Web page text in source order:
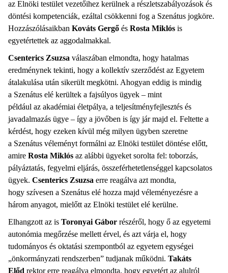
az Elnöki testület vezetőihez kerülnek a részletszabályozások és
döntési kompetenciák, ezáltal csökkenni fog a Szenátus jogköre.
Hozzászólásaikban Kováts Gergő és Rosta Miklós is
egyetértettek az aggodalmakkal.
Csenterics Zsuzsa válaszában elmondta, hogy hatalmas
eredménynek tekinti, hogy a kollektív szerződést az Egyetem
átalakulása után sikerült megkötni. Ahogyan eddig is mindig
a Szenátus elé kerültek a fajsúlyos ügyek – mint
például az akadémiai életpálya, a teljesítményfejlesztés és
javadalmazás ügye – így a jövőben is így jár majd el. Feltette a
kérdést, hogy ezeken kívül még milyen ügyben szeretne
a Szenátus véleményt formálni az Elnöki testület döntése előtt,
amire Rosta Miklós az alábbi ügyeket sorolta fel: toborzás,
pályáztatás, fegyelmi eljárás, összeférhetetlenséggel kapcsolatos
ügyek. Csenterics Zsuzsa erre reagálva azt mondta,
hogy szívesen a Szenátus elé hozza majd véleményezésre a
három anyagot, mielőtt az Elnöki testület elé kerülne.
Elhangzott az is Toronyai Gábor részéről, hogy ő az egyetemi
autonómia megőrzése mellett érvel, és azt várja el, hogy
tudományos és oktatási szempontból az egyetem egységei
„önkormányzati rendszerben” tudjanak működni. Takáts
Előd rektor erre reagálva elmondta, hogy egyetért az alulról